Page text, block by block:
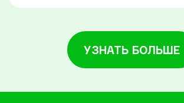
УЗНАТЬ БОЛЬШЕ